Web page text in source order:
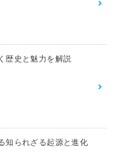
歴史と魅力を解説
知られざる起源と進化